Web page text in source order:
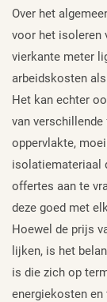
Over het
voor het isoleren
vierkante meter
arbeidskosten
Het kan echter
van
oppervlakte,
isolatiemateriaal
offertes aan te
deze goed met
Hoewel de prijs
lijken, is het
is die zich op
energiekosten en